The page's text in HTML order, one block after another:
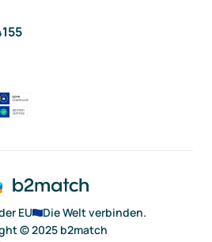
EU
Die Welt verbinden.
© 2025 b2match